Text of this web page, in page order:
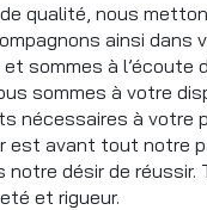
qualité, nous
ainsi dans
et sommes à l’écoute
sommes à votre
nécessaires à votre
est avant tout notre
désir de réussir.
et rigueur.